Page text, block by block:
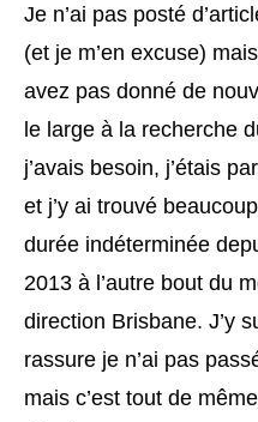
Je n’ai pas posté
(et je m’en excuse)
avez pas donné de
le large à la recherche
j’avais besoin, j’étais
et j’y ai trouvé
durée indéterminée
2013 à l’autre bout du
direction Brisbane. J’y
rassure je n’ai pas
mais c’est tout de